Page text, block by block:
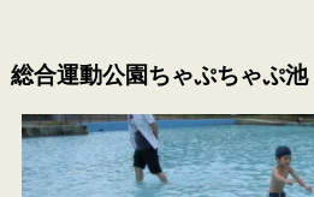
総合運動公園ちゃぷちゃぷ池